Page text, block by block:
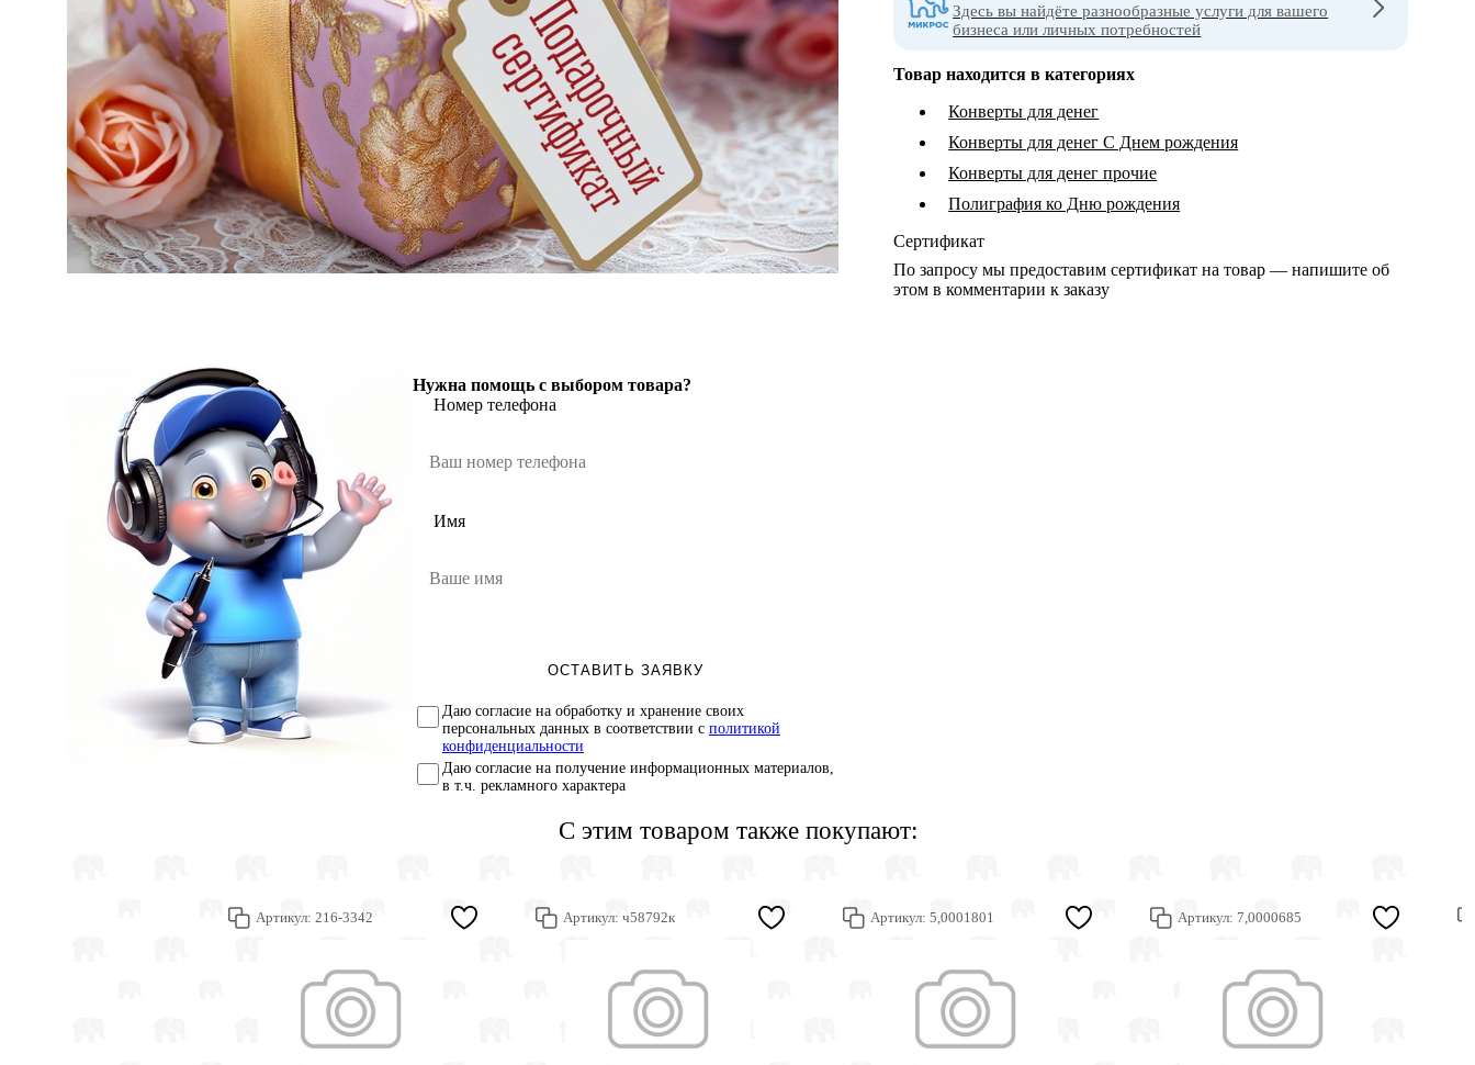
Нужна помощь с выбором товара?
Номер телефона
Имя
ОСТАВИТЬ ЗАЯВКУ
Даю согласие на обработку и хранение своих
персональных данных в соответствии с политикой
конфиденциальности
Даю согласие на получение информационных материалов,
в т.ч. рекламного характера
Здесь вы найдёте разнообразные услуги для вашего
бизнеса или личных потребностей
Товар находится в категориях
Конверты для денег
Конверты для денег С Днем рождения
Конверты для денег прочие
Полиграфия ко Дню рождения
Сертификат
По запросу мы предоставим сертификат на товар — напишите об
этом в комментарии к заказу
С этим товаром также покупают:
Артикул: 216-3342 Артикул: ч58792к Артикул: 5,0001801 Артикул: 7,0000685